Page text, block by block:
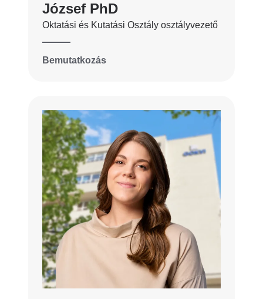
József PhD
Oktatási és Kutatási Osztály osztályvezető
Bemutatkozás